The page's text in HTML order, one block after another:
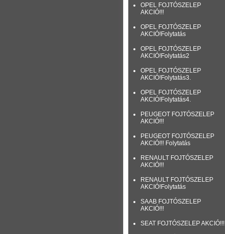
OPEL FOJTÓSZELEP
AKCIÓ!!!
OPEL FOJTÓSZELEP
AKCIÓ!Folytatás
OPEL FOJTÓSZELEP
AKCIÓ!Folytatás2
OPEL FOJTÓSZELEP
AKCIÓ!Folytatás3.
OPEL FOJTÓSZELEP
AKCIÓ!Folytatás4.
PEUGEOT FOJTÓSZELEP
AKCIÓ!!!
PEUGEOT FOJTÓSZELEP
AKCIÓ!!! Folytatás
RENAULT FOJTÓSZELEP
AKCIÓ!!!
RENAULT FOJTÓSZELEP
AKCIÓ!Folytatás
SAAB FOJTÓSZELEP
AKCIÓ!!!
SEAT FOJTÓSZELEP AKCIÓ!!!